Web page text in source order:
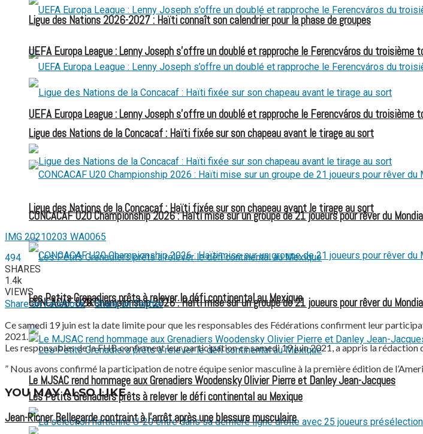
Ligue des Nations 2026-2027 : Haïti connaît son calendrier pour la phase de groupes
UEFA Europa League : Lenny Joseph s’offre un doublé et rapproche le Ferencváros du troisième
Ligue des Nations de la Concacaf : Haïti fixée sur son chapeau avant le tirage au sort
CONCACAF U20 Championship 2026 : Haïti mise sur un groupe de 21 joueurs pour rêver du
Les Petits Grenadiers prêts à relever le défi continental au Mexique
UEFA Europa League : Lenny Joseph s’offre un doublé et rapproche le Ferencváros du troisième
Ligue des Nations de la Concacaf : Haïti fixée sur son chapeau avant le tirage au sort
CONCACAF U20 Championship 2026 : Haïti mise sur un groupe de 21 joueurs pour rêver du
Les Petits Grenadiers prêts à relever le défi continental au Mexique
Le MJSAC rend hommage aux Grenadiers Woodensky Olivier Pierre et Danley Jean-Jacques
IMG 20210203 WA0065
494
SHARES
1.4k
VIEWS
Share on Facebook
Share on Twitter
Ce samedi 19 juin est la date limite pour que les responsables des Fédérations confirment leur
2021.
Les responsables de la FHB confirment leur participation ce samedi 19 juin 2021, a appris la
” Nous avons confirmé la participation de notre équipe senior masculine à la première édition de
YOU MAY ALSO LIKE
Jean-Ricner Bellegarde contraint à l’arrêt après une blessure musculaire